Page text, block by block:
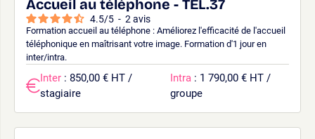
Accueil au téléphone - TEL.37
4.5/5 - 2 avis
Formation accueil au téléphone : Améliorez l'efficacité de l'accueil
téléphonique en maîtrisant votre image. Formation d'1 jour en
inter/intra.
Inter : 850,00 € HT /
stagiaire
Intra : 1 790,00 € HT /
groupe